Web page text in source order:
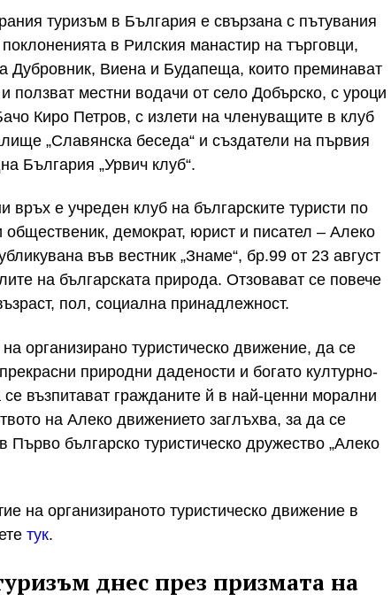
туризъм в България е свързана с пътувания
в Рилския манастир на търговци,
Дубровник, Виена и Будапеща, които преминават
ползват местни водачи от село Добърско, с уроци
Киро Петров, с излети на членуващите в клуб
„Славянска беседа“ и създатели на първия
България „Урвич клуб“.
връх е учреден клуб на българските туристи по
общественик, демократ, юрист и писател – Алеко
във вестник „Знаме“, бр.99 от 23 август
на българската природа. Отзовават се повече
пол, социална принадлежност.
организирано туристическо движение, да се
природни дадености и богато културно-
възпитават гражданите й в най-ценни морални
на Алеко движението заглъхва, за да се
Първо българско туристическо дружество „Алеко
на организираното туристическо движение в
тук.
днес през призмата на